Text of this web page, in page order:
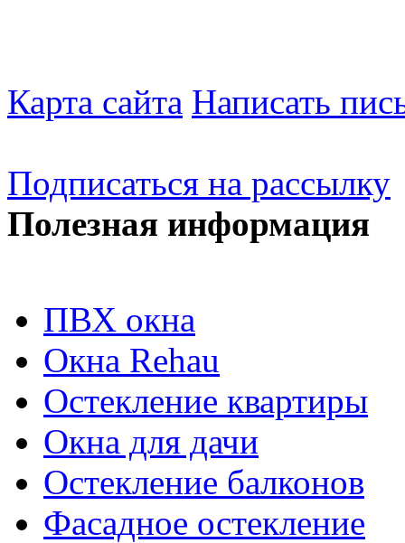
Карта сайта Написать
Подписаться на рассылку
Полезная информация
ПВХ окна
Окна Rehau
Остекление квартиры
Окна для дачи
Остекление балконов
Фасадное остекление